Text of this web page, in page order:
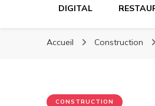
DIGITAL
Accueil Construction
CONSTRUCTION